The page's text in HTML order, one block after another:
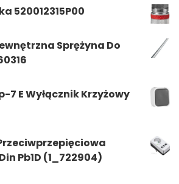
520012315P00
Sprężyna Do
7 E Wyłącznik Krzyżowy
Pb1D (1_722904)